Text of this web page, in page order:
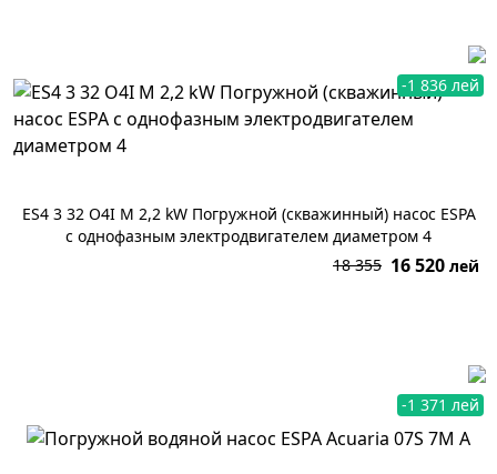
-1 836 лей
ES4 3 32 O4I M 2,2 kW Погружной (скважинный) насос ESPA
с однофазным электродвигателем диаметром 4
18 355 16 520 лей
-1 371 лей